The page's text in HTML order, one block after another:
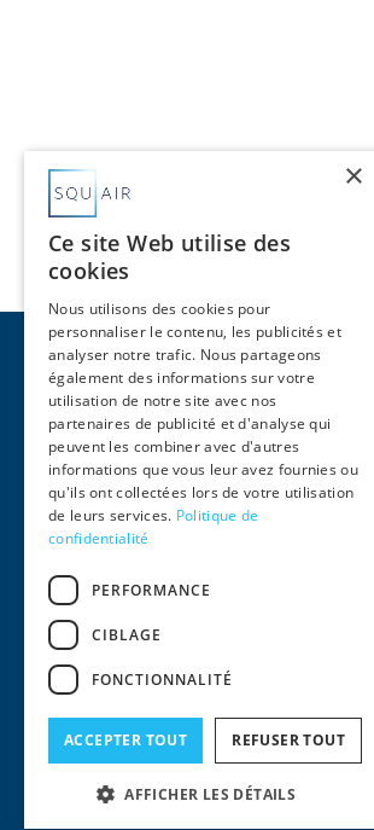
© 2024
Squair
Pages
Home
Activities
International
News
Contact
Legal information
Legal notices
Privacy policy
×
Ce site Web utilise des
cookies
Nous utilisons des cookies pour
personnaliser le contenu, les publicités et
analyser notre trafic. Nous partageons
également des informations sur votre
utilisation de notre site avec nos
partenaires de publicité et d'analyse qui
peuvent les combiner avec d'autres
informations que vous leur avez fournies ou
qu'ils ont collectées lors de votre utilisation
de leurs services. Politique de
confidentialité
PERFORMANCE
CIBLAGE
FONCTIONNALITÉ
ACCEPTER TOUT REFUSER TOUT
AFFICHER LES DÉTAILS